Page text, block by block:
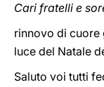
Cari fratelli e
rinnovo di cuore
luce del Natale
Saluto voi tutti